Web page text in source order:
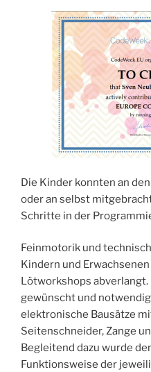
Die Kinder konnten an
oder an selbst
Schritte in der
Feinmotorik und
Kindern und
Lötworkshops
gewünscht und
elektronische Bausätze
Seitenschneider, Zange
Begleitend dazu wurde
Funktionsweise der